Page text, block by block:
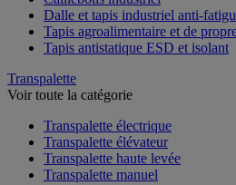
Dalle et tapis industriel anti-
Tapis agroalimentaire et de
Tapis antistatique ESD et isolant
Transpalette
Voir toute la catégorie
Transpalette électrique
Transpalette élévateur
Transpalette haute levée
Transpalette manuel